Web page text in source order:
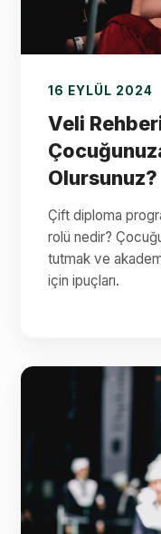
16 EYLÜL 2024
Veli
Olursunuz?
Çift diploma
rolü nedir?
tutmak ve
için ipuçları.